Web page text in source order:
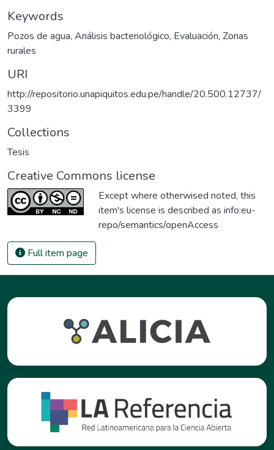
Keywords
Pozos de agua, Análisis bacteriológico, Evaluación, Zonas
rurales
URI
http://repositorio.unapiquitos.edu.pe/handle/20.500.12737/
3399
Collections
Tesis
Creative Commons license
Except where otherwised noted, this
item's license is described as info:eu-
repo/semantics/openAccess
Full item page